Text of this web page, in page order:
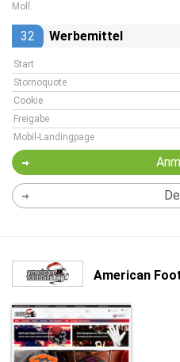
Moll.
32 Werbemittel
Start
Stornoquote
Cookie
Freigabe
Mobil-Landingpage
American